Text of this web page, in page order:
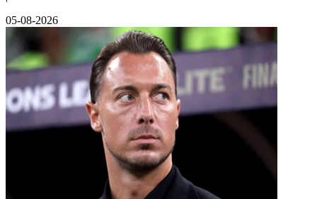
05-08-2026